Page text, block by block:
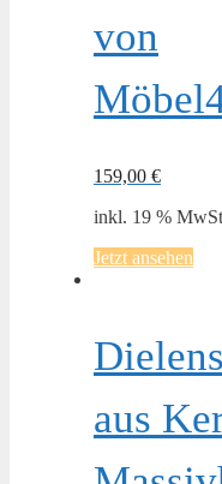
von
159,00 €
inkl. 19 %
Jetzt ansehen
aus